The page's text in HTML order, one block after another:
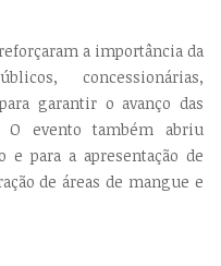
a importância da
concessionárias,
garantir o avanço das
evento também abriu
e para a apresentação de
de áreas de mangue e